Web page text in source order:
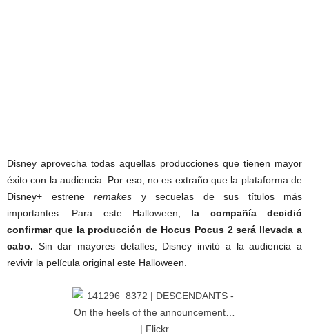
Disney aprovecha todas aquellas producciones que tienen mayor
éxito con la audiencia. Por eso, no es extraño que la plataforma de
Disney+ estrene remakes y secuelas de sus títulos más
importantes. Para este Halloween,
la compañía decidió
confirmar que la producción de Hocus Pocus 2 será llevada a
cabo. Sin dar mayores detalles, Disney invitó a la audiencia a
revivir la película original este Halloween.